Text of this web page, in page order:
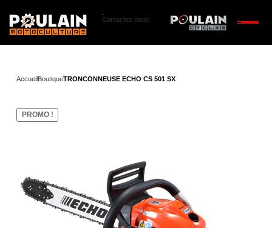
Contactez nous
AccueilBoutiqueTRONCONNEUSE ECHO CS 501 SX
PROMO !